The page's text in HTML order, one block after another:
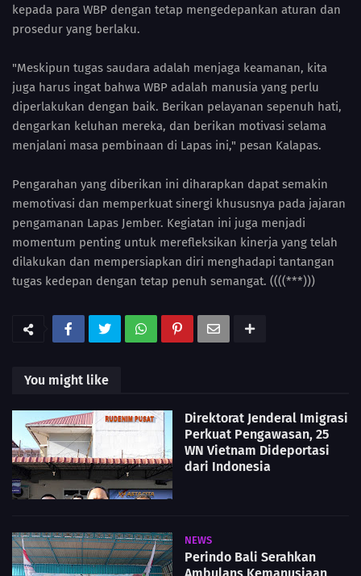
kepada para WBP dengan tetap mengedepankan aturan dan
prosedur yang berlaku.
"Meskipun tugas saudara adalah menjaga keamanan, kita
juga harus ingat bahwa WBP adalah manusia yang perlu
diperlakukan dengan baik. Berikan pelayanan sepenuh hati,
dengarkan keluhan mereka, dan berikan motivasi selama
menjalani masa pembinaan di Lapas ini," pesan Kalapas.
Pengarahan yang diberikan ini diharapkan dapat semakin
memotivasi dan memperkuat sinergi khususnya pada jajaran
pengamanan Lapas Jember. Kegiatan ini juga menjadi
momentum penting untuk merefleksikan kinerja yang telah
dilakukan dan mempersiapkan diri menghadapi tantangan
tugas kedepan dengan tetap penuh semangat. ((((***)))
You might like
Direktorat Jenderal Imigrasi
Perkuat Pengawasan, 25
WN Vietnam Dideportasi
dari Indonesia
NEWS
Perindo Bali Serahkan